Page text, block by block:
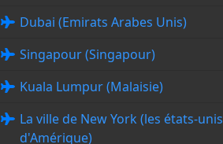
Dubai (Emirats Arabes Unis)
Singapour (Singapour)
Kuala Lumpur (Malaisie)
La ville de New York (les états-unis
d'Amérique)